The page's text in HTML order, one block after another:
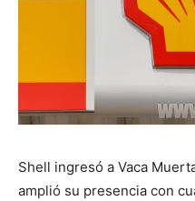
Shell ingresó a Vaca
amplió su presencia con